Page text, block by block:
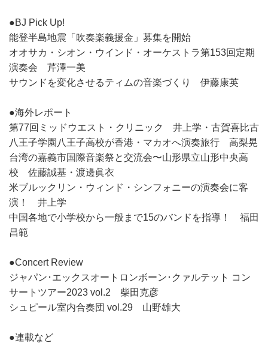
●BJ Pick Up!
能登半島地震「吹奏楽義援金」募集を開始
オオサカ・シオン・ウインド・オーケストラ第153回定期
演奏会 芹澤一美
サウンドを変化させるティムの音楽づくり 伊藤康英
●海外レポート
第77回ミッドウエスト・クリニック 井上学・古賀喜比古
八王子学園八王子高校が香港・マカオへ演奏旅行 高梨晃
台湾の嘉義市国際音楽祭と交流会〜山形県立山形中央高
校 佐藤誠基・渡邊眞衣
米ブルックリン・ウィンド・シンフォニーの演奏会に客
演！ 井上学
中国各地で小学校から一般まで15のバンドを指導！ 福田
昌範
●Concert Review
ジャパン･エックスオートロンボーン･クァルテット コン
サートツアー2023 vol.2 柴田克彦
シュピール室内合奏団 vol.29 山野雄大
●連載など